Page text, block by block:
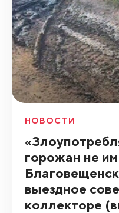
НОВОСТИ
горожан не
выездное
коллекторе